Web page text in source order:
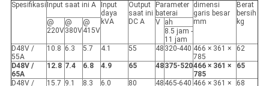
Spesifikasi Input saat ini A
Input
daya
kVA
Output
saat ini
DC A
Parameter
baterai
dimensi
garis besar
mm
Berat
bersih
kg
@
220V
@
380V
@
415V
V ah
8.5 jam -
11 jam
D48V /
55A
10.8 6.3 5.7 4.1 55 48 320-440 466 × 361 ×
785
62
D48V /
65A
12.8 7.4 6.8 4.9 65 48375-520466 × 361 ×
785
65
D48V /
15.7 9.1 8.3 6.0 80 48 465-640 466 × 361 ×
68